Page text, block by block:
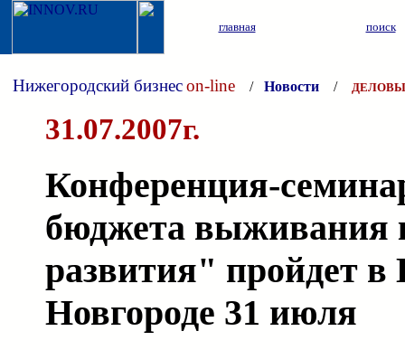
главная поиск
Нижегородский бизнесon-line / Новости /
31.07.2007г.
Конференция-
бюджета выживания
развития" пройдет
Новгороде 31 июля